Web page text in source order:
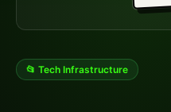
📂 Tech Infrastructure